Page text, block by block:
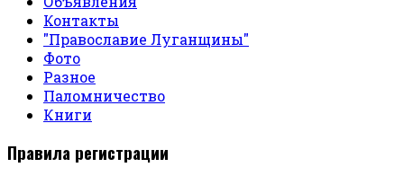
Контакты
"Православие Луганщины"
Фото
Разное
Паломничество
Книги
Правила регистрации